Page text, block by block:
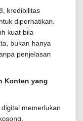
kredibilitas
diperhatikan.
kuat bila
bukan hanya
penjelasan
Konten yang
memerlukan